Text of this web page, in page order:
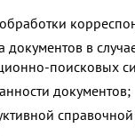
документов в
поисковых
документов;